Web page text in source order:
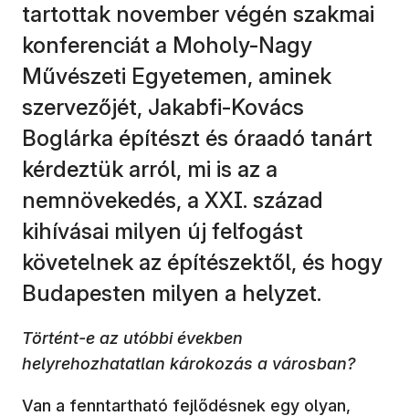
tartottak november végén szakmai
konferenciát a Moholy-Nagy
Művészeti Egyetemen, aminek
szervezőjét, Jakabfi-Kovács
Boglárka építészt és óraadó tanárt
kérdeztük arról, mi is az a
nemnövekedés, a XXI. század
kihívásai milyen új felfogást
követelnek az építészektől, és hogy
Budapesten milyen a helyzet.
Történt-e az utóbbi években
helyrehozhatatlan károkozás a városban?
Van a fenntartható fejlődésnek egy olyan,